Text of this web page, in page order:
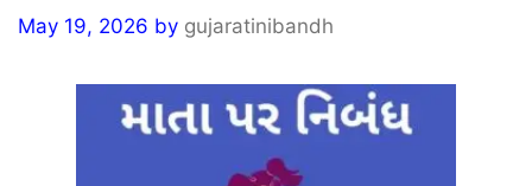
May 19, 2026 by gujaratinibandh